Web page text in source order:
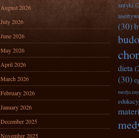
August 2026
July 2026
June 2026
May 2026
April 2026
March 2026
February 2026
January 2026
December 2025
November 2025
antyki
(30)
dieta
(30)
medyczny